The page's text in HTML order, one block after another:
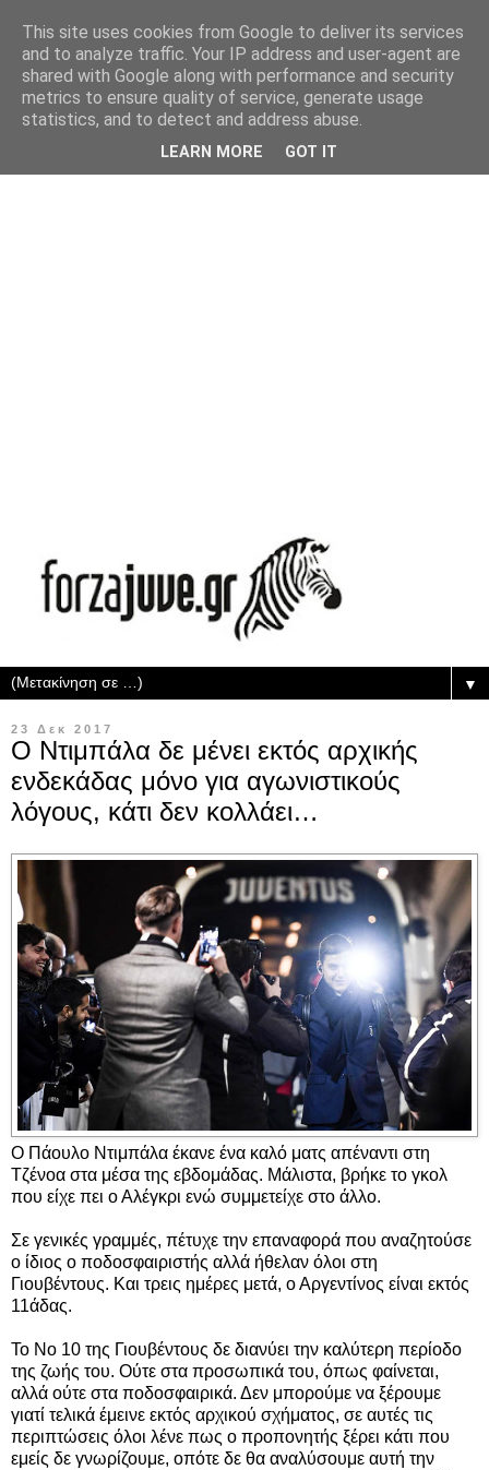
▼
23 Δεκ 2017
Ο Ντιμπάλα δε μένει εκτός αρχικής
ενδεκάδας μόνο για αγωνιστικούς
λόγους, κάτι δεν κολλάει…
Ο Πάουλο Ντιμπάλα έκανε ένα καλό ματς απέναντι στη
Τζένοα στα μέσα της εβδομάδας. Μάλιστα, βρήκε το γκολ
που είχε πει ο Αλέγκρι ενώ συμμετείχε στο άλλο.
Σε γενικές γραμμές, πέτυχε την επαναφορά που αναζητούσε
ο ίδιος ο ποδοσφαιριστής αλλά ήθελαν όλοι στη
Γιουβέντους. Και τρεις ημέρες μετά, ο Αργεντίνος είναι εκτός
11άδας.
Το Νο 10 της Γιουβέντους δε διανύει την καλύτερη περίοδο
της ζωής του. Ούτε στα προσωπικά του, όπως φαίνεται,
αλλά ούτε στα ποδοσφαιρικά. Δεν μπορούμε να ξέρουμε
γιατί τελικά έμεινε εκτός αρχικού σχήματος, σε αυτές τις
περιπτώσεις όλοι λένε πως ο προπονητής ξέρει κάτι που
εμείς δε γνωρίζουμε, οπότε δε θα αναλύσουμε αυτή την
This site uses cookies from Google to deliver its services
and to analyze traffic. Your IP address and user-agent are
shared with Google along with performance and security
metrics to ensure quality of service, generate usage
statistics, and to detect and address abuse.
LEARN MORE GOT IT